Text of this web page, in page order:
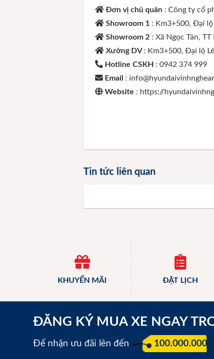
Đơn vị chủ quản : Công ty cổ
Showroom 1 : Km3+500, Đại
Showroom 2 : Xã Ngọc Tân,
Xưởng DV : Km3+500, Đại lộ
Hotline CSKH : 0942 374 999
Email :
Website : https://
Tin tức liên quan
KHUYẾN MÃI ĐẶT LỊCH
ĐĂNG KÝ MUA XE NGAY
Để nhận ưu đãi lên đến 100.000.000 đ